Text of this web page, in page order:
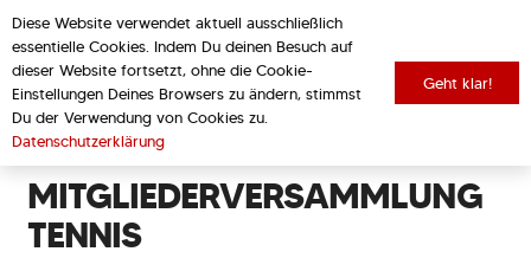
MITGLIEDERVERSAMMLUNG
TENNIS
zurück zur Übersicht
Diese Website verwendet aktuell ausschließlich
essentielle Cookies. Indem Du deinen Besuch auf
dieser Website fortsetzt, ohne die Cookie-
Einstellungen Deines Browsers zu ändern, stimmst
Du der Verwendung von Cookies zu.
Datenschutzerklärung
Geht klar!